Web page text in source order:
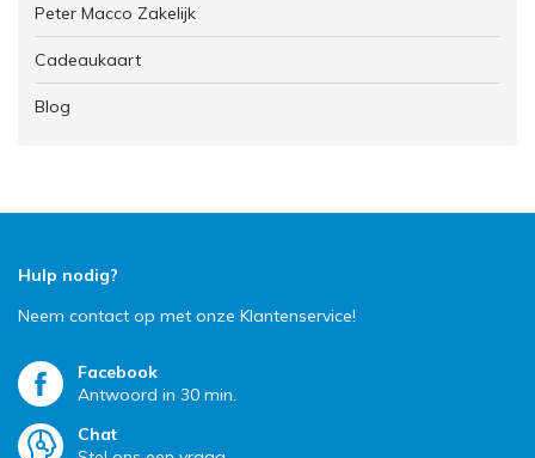
Peter Macco Zakelijk
Cadeaukaart
Blog
Hulp nodig?
Neem contact op met onze Klantenservice!
Facebook
Antwoord in 30 min.
Chat